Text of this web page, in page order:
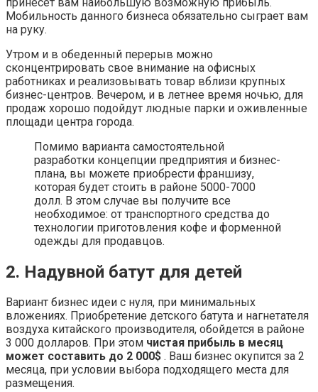
Мобильность данного бизнеса обязательно сыграет вам
на руку.
Утром и в обеденный перерыв можно
сконцентрировать свое внимание на офисных
работниках и реализовывать товар вблизи крупных
бизнес-центров. Вечером, и в летнее время ночью, для
продаж хорошо подойдут людные парки и оживленные
площади центра города.
Помимо варианта самостоятельной
разработки концепции предприятия и бизнес-
плана, вы можете приобрести франшизу,
которая будет стоить в районе 5000-7000
долл. В этом случае вы получите все
необходимое: от транспортного средства до
технологии приготовления кофе и форменной
одежды для продавцов.
2. Надувной батут для детей
Вариант бизнес идеи с нуля, при минимальных
вложениях. Приобретение детского батута и нагнетателя
воздуха китайского производителя, обойдется в районе
3 000 долларов. При этом чистая прибыль в месяц
может составить до 2 000$ . Ваш бизнес окупится за 2
месяца, при условии выбора подходящего места для
размещения.